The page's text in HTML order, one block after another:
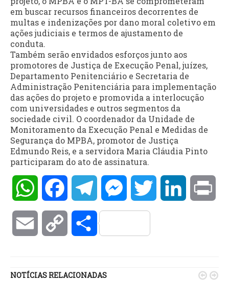
em buscar recursos financeiros decorrentes de
multas e indenizações por dano moral coletivo em
ações judiciais e termos de ajustamento de
conduta.
Também serão envidados esforços junto aos
promotores de Justiça de Execução Penal, juízes,
Departamento Penitenciário e Secretaria de
Administração Penitenciária para implementação
das ações do projeto e promovida a interlocução
com universidades e outros segmentos da
sociedade civil. O coordenador da Unidade de
Monitoramento da Execução Penal e Medidas de
Segurança do MPBA, promotor de Justiça
Edmundo Reis, e a servidora Maria Cláudia Pinto
participaram do ato de assinatura.
WhatsAppFacebookTelegramMessengerTwitter LinkedIn
Email Copy Compartilhar
NOTÍCIAS RELACIONADAS  